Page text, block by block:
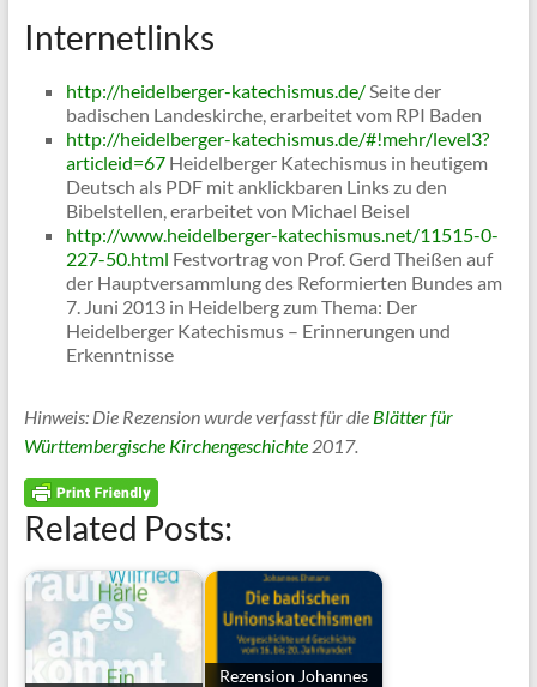
Internetlinks
http://heidelberger-katechismus.de/Seite der
badischen Landeskirche, erarbeitet vom RPI Baden
http://heidelberger-katechismus.de/#!mehr/level3?
articleid=67Heidelberger Katechismus in heutigem
Deutsch als PDF mit anklickbaren Links zu den
Bibelstellen, erarbeitet von Michael Beisel
http://www.heidelberger-katechismus.net/11515-0-
227-50.html Festvortrag von Prof. Gerd Theißen auf
der Hauptversammlung des Reformierten Bundes am
7. Juni 2013 in Heidelberg zum Thema: Der
Heidelberger Katechismus – Erinnerungen und
Erkenntnisse
Hinweis: Die Rezension wurde verfasst für die Blätter für
Württembergische Kirchengeschichte2017.
Related Posts:
Rezension Johannes